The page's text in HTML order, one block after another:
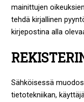
mainittujen
tehdä kirjallinen
kirjepostina alla
Sähköisessä
tietotekniikan,